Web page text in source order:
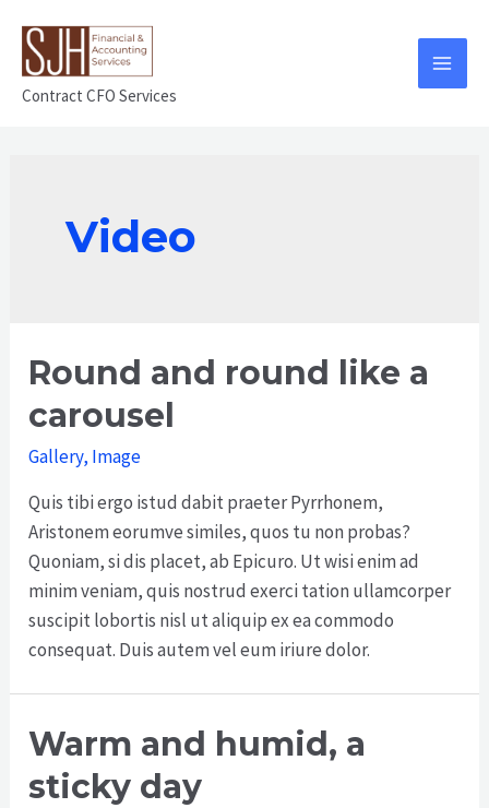
Contract CFO Services
Video
Round and round like a
carousel
Gallery, Image
Quis tibi ergo istud dabit praeter Pyrrhonem,
Aristonem eorumve similes, quos tu non probas?
Quoniam, si dis placet, ab Epicuro. Ut wisi enim ad
minim veniam, quis nostrud exerci tation ullamcorper
suscipit lobortis nisl ut aliquip ex ea commodo
consequat. Duis autem vel eum iriure dolor.
Warm and humid, a
sticky day